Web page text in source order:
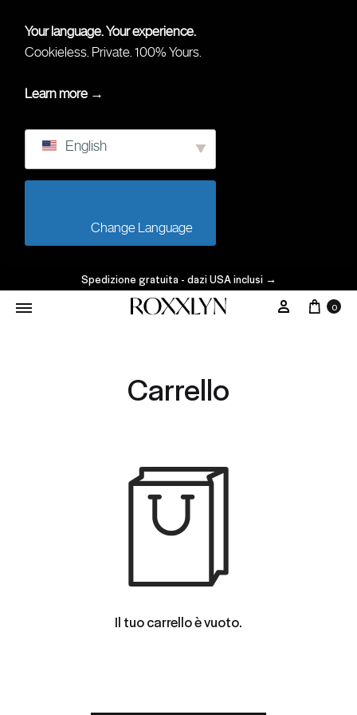
Your language. Your experience.
Cookieless. Private. 100% Yours.
Learn more →
English
Spedizione gratuita - dazi USA inclusi →
Il Mio 0
Carrello
Il tuo carrello è vuoto.